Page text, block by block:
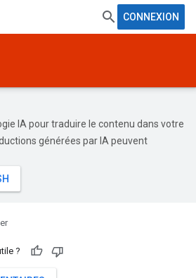
CONNEXION
IA pour traduire le contenu dans votre
générées par IA peuvent
?